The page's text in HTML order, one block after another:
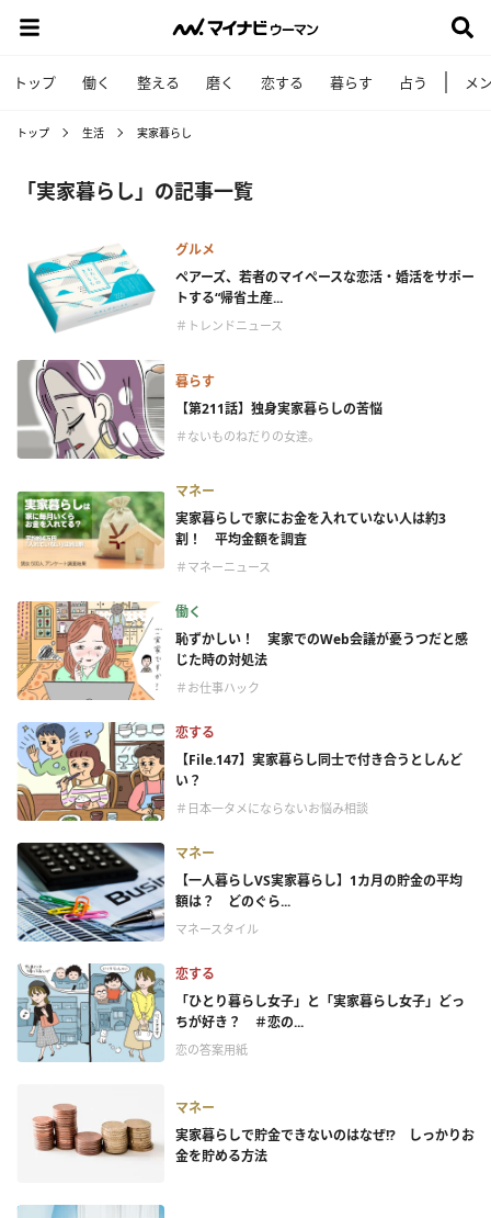
トップ 働く 整える 磨く 恋する 暮らす 占う メ
トップ 生活 実家暮らし
「実家暮らし」の記事一覧
グルメ
ペアーズ、若者のマイペースな恋活・婚活をサポー
トする“帰省土産...
＃トレンドニュース
暮らす
【第211話】独身実家暮らしの苦悩
＃ないものねだりの女達。
マネー
実家暮らしで家にお金を入れていない人は約3
割！ 平均金額を調査
＃マネーニュース
働く
恥ずかしい！ 実家でのWeb会議が憂うつだと感
じた時の対処法
＃お仕事ハック
恋する
【File.147】実家暮らし同士で付き合うとしんど
い？
＃日本一タメにならないお悩み相談
マネー
【一人暮らしVS実家暮らし】1カ月の貯金の平均
額は？ どのぐら...
マネースタイル
恋する
「ひとり暮らし女子」と「実家暮らし女子」どっ
ちが好き？ ＃恋の...
恋の答案用紙
マネー
実家暮らしで貯金できないのはなぜ!? しっかりお
金を貯める方法